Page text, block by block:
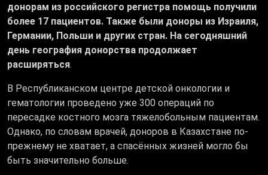
донорам из российского регистра помощь получили
более 17 пациентов. Также были доноры из Израиля,
Германии, Польши и других стран. На сегодняшний
день география донорства продолжает
расширяться.
В Республиканском центре детской онкологии и
гематологии проведено уже 300 операций по
пересадке костного мозга тяжелобольным пациентам.
Однако, по словам врачей, доноров в Казахстане по-
прежнему не хватает, а спасённых жизней могло бы
быть значительно больше.